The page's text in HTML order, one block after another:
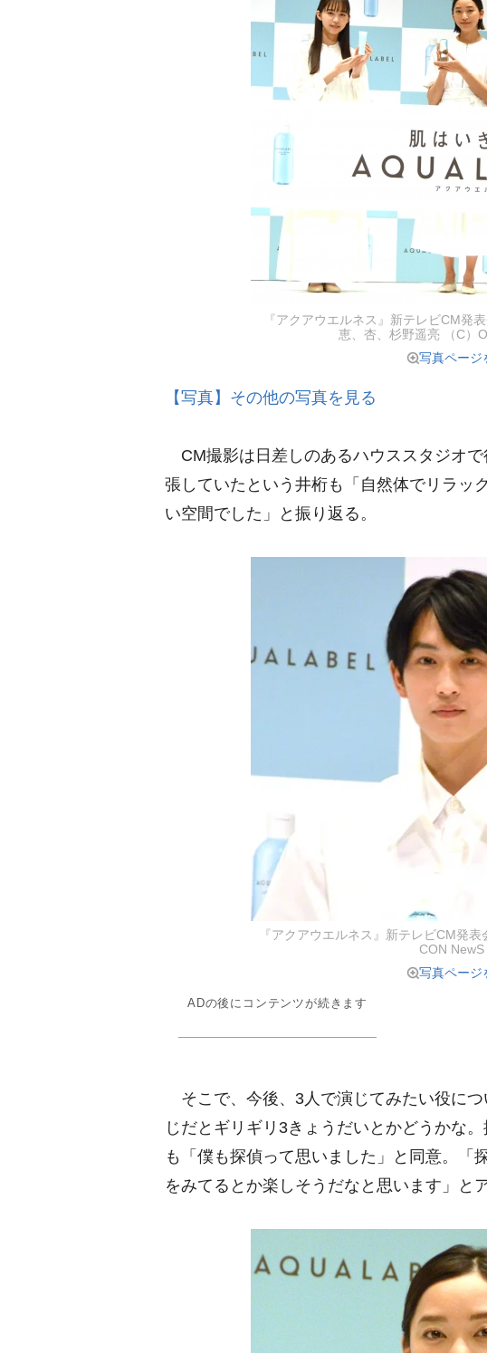
『アクアウエルネス』新テレビCM発
恵、杏、杉野遥亮 （C）
写真ページ
【写真】その他の写真を見る
CM撮影は日差しのあるハウススタジオ
張していたという井桁も「自然体でリラッ
い空間でした」と振り返る。
『アクアウエルネス』新テレビCM発
CON NewS
写真ページ
ADの後にコンテンツが続きます
そこで、今後、3人で演じてみたい役に
じだとギリギリ3きょうだいとかどうかな
も「僕も探偵って思いました」と同意。「
をみてるとか楽しそうだなと思います」と